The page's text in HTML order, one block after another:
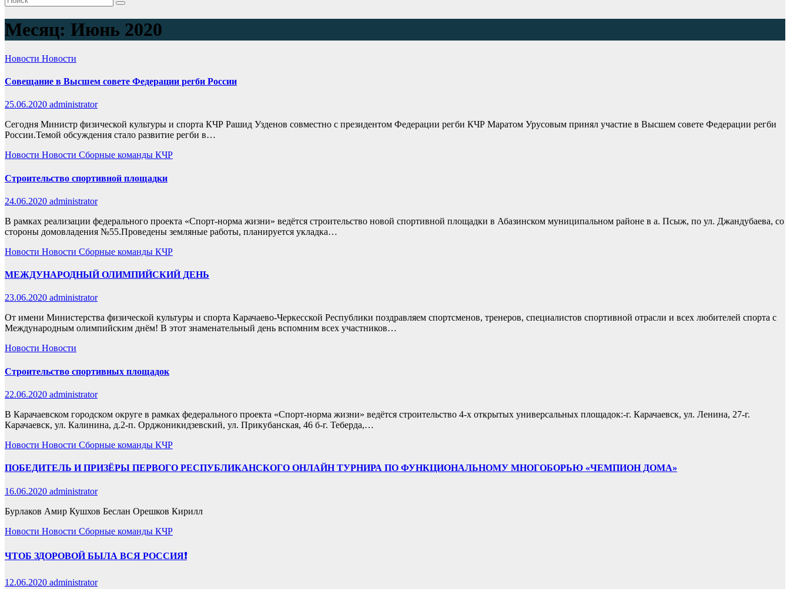
Месяц: Июнь 2020
Новости Новости
Совещание в Высшем совете Федерации регби России
25.06.2020 administrator
Сегодня Министр физической культуры и спорта КЧР Рашид Узденов совместно с президентом Федерации регби КЧР Маратом Урусовым принял участие в Высшем совете Федерации регби
России.Темой обсуждения стало развитие регби в…
Новости Новости Сборные команды КЧР
Строительство спортивной площадки
24.06.2020 administrator
В рамках реализации федерального проекта «Спорт-норма жизни» ведётся строительство новой спортивной площадки в Абазинском муниципальном районе в а. Псыж, по ул. Джандубаева, со
стороны домовладения №55.Проведены земляные работы, планируется укладка…
Новости Новости Сборные команды КЧР
МЕЖДУНАРОДНЫЙ ОЛИМПИЙСКИЙ ДЕНЬ
23.06.2020 administrator
От имени Министерства физической культуры и спорта Карачаево-Черкесской Республики поздравляем спортсменов, тренеров, специалистов спортивной отрасли и всех любителей спорта с
Международным олимпийским днём! В этот знаменательный день вспомним всех участников…
Новости Новости
Строительство спортивных площадок
22.06.2020 administrator
В Карачаевском городском округе в рамках федерального проекта «Спорт-норма жизни» ведётся строительство 4-х открытых универсальных площадок:-г. Карачаевск, ул. Ленина, 27-г.
Карачаевск, ул. Калинина, д.2-п. Орджоникидзевский, ул. Прикубанская, 46 б-г. Теберда,…
Новости Новости Сборные команды КЧР
ПОБЕДИТЕЛЬ И ПРИЗЁРЫ ПЕРВОГО РЕСПУБЛИКАНСКОГО ОНЛАЙН ТУРНИРА ПО ФУНКЦИОНАЛЬНОМУ МНОГОБОРЬЮ «ЧЕМПИОН ДОМА»
16.06.2020 administrator
Бурлаков Амир Кушхов​ Беслан Орешков Кирилл
Новости Новости Сборные команды КЧР
ЧТОБ ЗДОРОВОЙ БЫЛА ВСЯ РОССИЯ❗
12.06.2020 administrator